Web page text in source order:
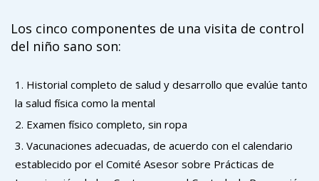
Los cinco componentes de una visita de control
del niño sano son:
Historial completo de salud y desarrollo que evalúe tanto
la salud física como la mental
Examen físico completo, sin ropa
Vacunaciones adecuadas, de acuerdo con el calendario
establecido por el Comité Asesor sobre Prácticas de